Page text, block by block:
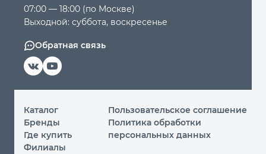
07:00 — 18:00 (по Москве)
Выходной: суббота, воскресенье
Обратная связь
Каталог
Бренды
Где купить
Филиалы
Пользовательское соглашение
Политика обработки
персональных данных